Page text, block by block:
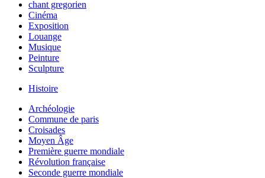
chant gregorien
Cinéma
Exposition
Louange
Musique
Peinture
Sculpture
Histoire
Archéologie
Commune de paris
Croisades
Moyen Âge
Première guerre mondiale
Révolution française
Seconde guerre mondiale